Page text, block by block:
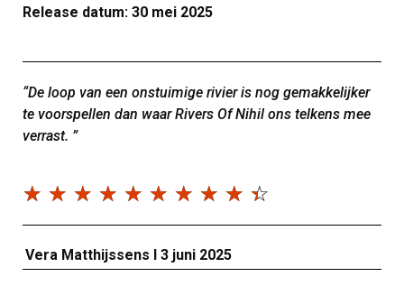
Release datum: 30 mei 2025
“De loop van een onstuimige rivier is nog gemakkelijker
te voorspellen dan waar Rivers Of Nihil ons telkens mee
verrast. ”
☆ ☆ ☆ ☆ ☆ ☆ ☆ ☆ ☆ ☆
Vera Matthijssens I 3 juni 2025